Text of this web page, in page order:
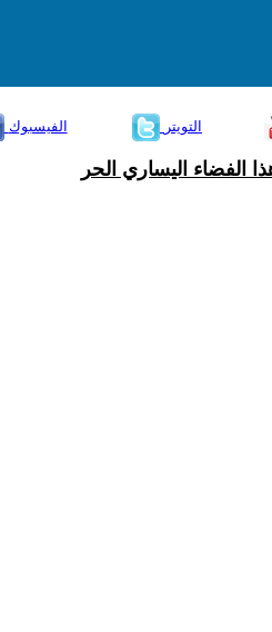
الفيسبوك
التويتر
الفضاء اليساري الحر